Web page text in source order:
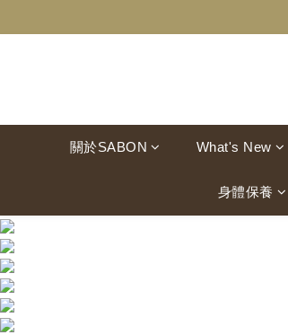
關於SABON What's New
身體保養